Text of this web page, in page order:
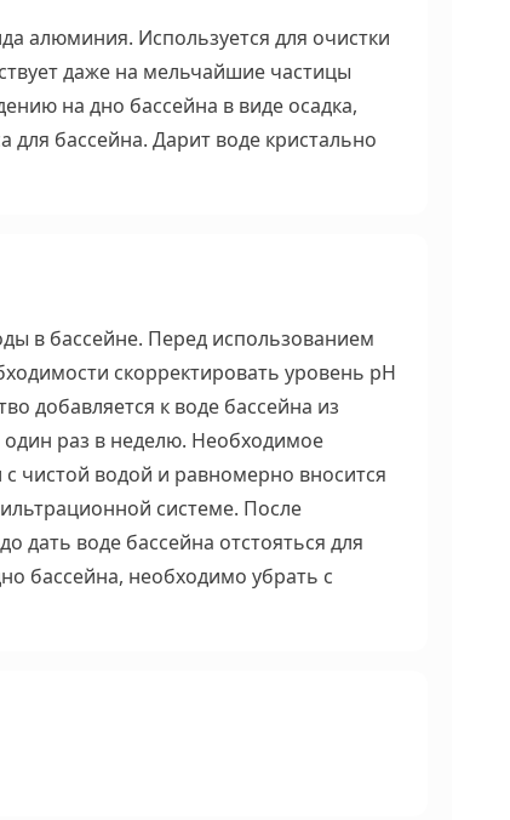
алюминия. Используется для очистки
даже на мельчайшие частицы
на дно бассейна в виде осадка,
бассейна. Дарит воде кристально
в бассейне. Перед использованием
скорректировать уровень pH
добавляется к воде бассейна из
раз в неделю. Необходимое
с чистой водой и равномерно вносится
системе. После
дать воде бассейна отстояться для
бассейна, необходимо убрать с